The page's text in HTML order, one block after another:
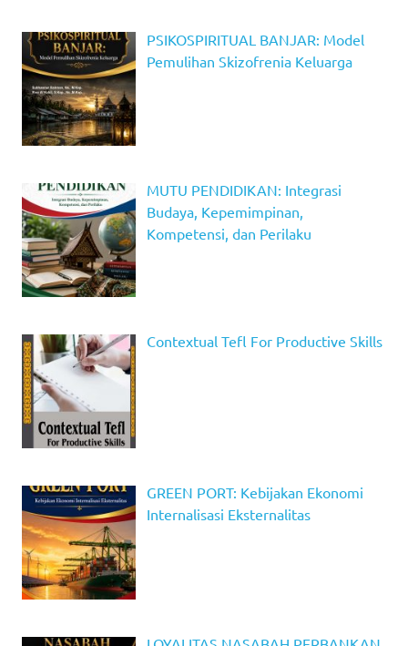
PSIKOSPIRITUAL BANJAR: Model
Pemulihan Skizofrenia Keluarga
MUTU PENDIDIKAN: Integrasi
Budaya, Kepemimpinan,
Kompetensi, dan Perilaku
Contextual Tefl For Productive Skills
GREEN PORT: Kebijakan Ekonomi
Internalisasi Eksternalitas